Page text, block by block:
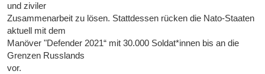
und ziviler
Zusammenarbeit zu lösen. Stattdessen rücken die Nato-Staaten
aktuell mit dem
Manöver "Defender 2021“ mit 30.000 Soldat*innen bis an die
Grenzen Russlands
vor.